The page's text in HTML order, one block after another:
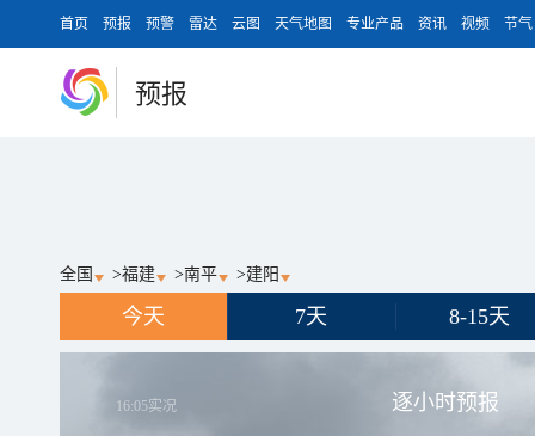
首页 预报 预警 雷达 云图 天气地图 专业产品 资讯 视频 节气
预报
全国 >福建 >南平 >建阳
今天 7天 8-15天
16:05实况 逐小时预报